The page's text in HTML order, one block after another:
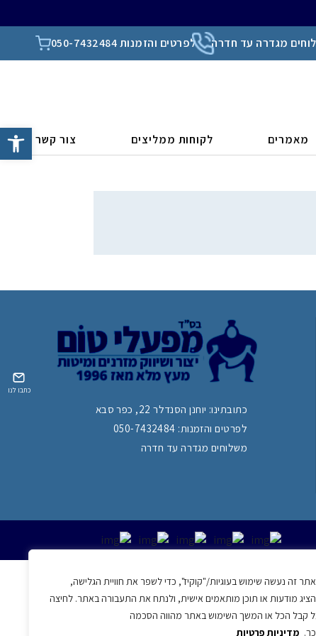
פתח
זה נעשה שימוש בעוגיות/"קוקיז", כדי לשפר את חוויית הגלישה,
מודעות או תוכן מותאמים אישית, ולנתח את התעבורה באתר. לחיצה
קבל הכל או המשך השימוש באתר מהווה הסכמה
מדיניות פרטיות
מגדרה עד חדרה לפרטים והזמנות 050-7432484
מאמרים לקוחות ממליצים צור קשר
כתבו לנו
כתובתינו: יוחנן הסנדלר 22, כפר סבא
לפרטים והזמנות: 050-7432484
משלוחים מגדרה עד חדרה